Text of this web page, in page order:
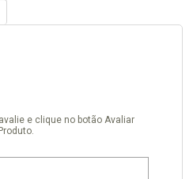
e clique no botão Avaliar